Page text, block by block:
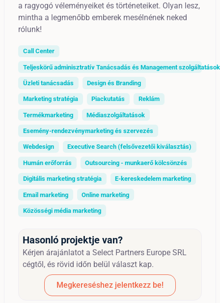
a ragyogó véleményeiket és történeteiket. Olyan lesz,
mintha a legmenőbb emberek mesélnének neked
rólunk!
Call Center
Teljeskörű adminisztratív Tanácsadás és Management szolgáltatások
Üzleti tanácsadás Design és Branding
Marketing stratégia Piackutatás Reklám
Termékmarketing Médiaszolgáltatások
Esemény-rendezvénymarketing és szervezés
Webdesign Executive Search (felsővezetői kiválasztás)
Humán erőforrás Outsourcing - munkaerő kölcsönzés
Digitális marketing stratégia E-kereskedelem marketing
Email marketing Online marketing
Közösségi média marketing
Hasonló projektje van?
Kérjen árajánlatot a Select Partners Europe SRL
cégtől, és rövid időn belül választ kap.
Megkereséshez jelentkezz be!